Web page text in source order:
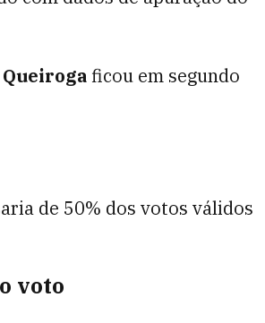
ficou em segundo
de 50% dos votos válidos
voto